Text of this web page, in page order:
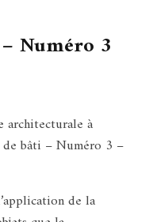
Numéro 3
architecturale à
de bâti – Numéro 3 –
de la